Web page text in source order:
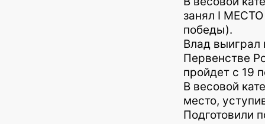
занял I
победы).
Влад выиграл
Первенстве
пройдет с 19
В весовой
место,
Подготовили